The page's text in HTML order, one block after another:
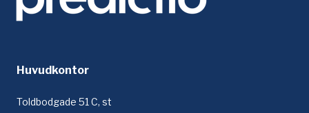
Huvudkontor
Toldbodgade 51 C, st